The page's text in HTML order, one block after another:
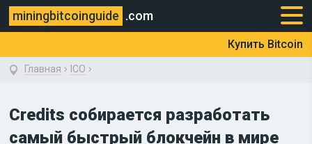
miningbitcoinguide .com
Купить Bitcoin
Главная › ICO ›
Credits собирается разработать
самый быстрый блокчейн в мире